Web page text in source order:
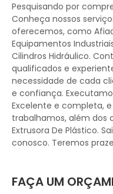
Pesquisando por
Conheça nossos
oferecemos, como
Equipamentos
Cilindros Hidráulico.
qualificados e
necessidade de cada
e confiança.
Excelente e completa,
trabalhamos, além dos
Extrusora De Plástico.
conosco. Teremos
FAÇA UM